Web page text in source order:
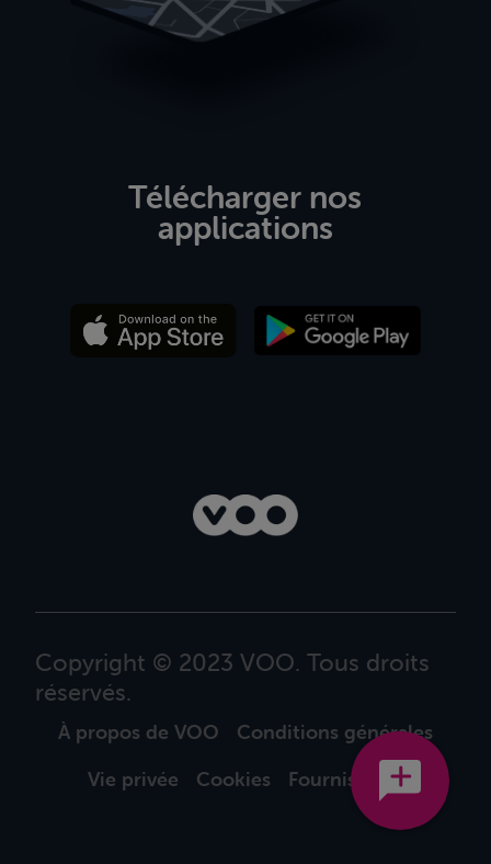
Télécharger nos
applications
Copyright © 2023 VOO. Tous droits
réservés.
À propos de VOO
Conditions générales
Vie privée
Cookies Fournisseurs